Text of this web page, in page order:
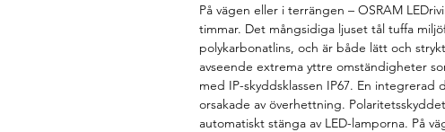
På vägen eller i terrängen – OSRAM
timmar. Det mångsidiga ljuset tål tuffa
polykarbonatlins, och är både lätt och
avseende extrema yttre omständigheter
med IP-skyddsklassen IP67. En
orsakade av överhettning.
automatiskt stänga av LED-lamporna. På